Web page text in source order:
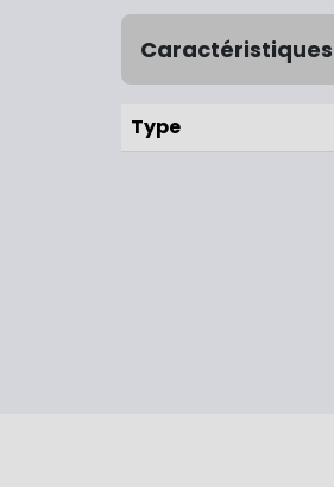
Caractéristiques
Type